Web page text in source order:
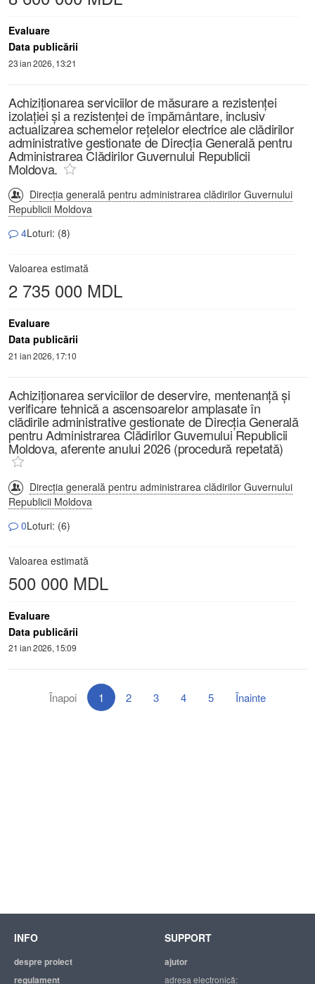
Evaluare
Data publicării
23 ian 2026, 13:21
Achiziționarea serviciilor de măsurare a rezistenței
izolației și a rezistenței de împământare, inclusiv
actualizarea schemelor rețelelor electrice ale clădirilor
administrative gestionate de Direcția Generală pentru
Administrarea Clădirilor Guvernului Republicii
Moldova.
Direcția generală pentru administrarea clădirilor Guvernului
Republicii Moldova
4Loturi: (8)
Valoarea estimată
2 735 000 MDL
Evaluare
Data publicării
21 ian 2026, 17:10
Achiziționarea serviciilor de deservire, mentenanță și
verificare tehnică a ascensoarelor amplasate în
clădirile administrative gestionate de Direcția Generală
pentru Administrarea Clădirilor Guvernului Republicii
Moldova, aferente anului 2026 (procedură repetată)
Direcția generală pentru administrarea clădirilor Guvernului
Republicii Moldova
0Loturi: (6)
Valoarea estimată
500 000 MDL
Evaluare
Data publicării
21 ian 2026, 15:09
Înapoi 1 2 3 4 5 Înainte
INFO
despre proiect
regulament
SUPPORT
ajutor
adresa electronică: